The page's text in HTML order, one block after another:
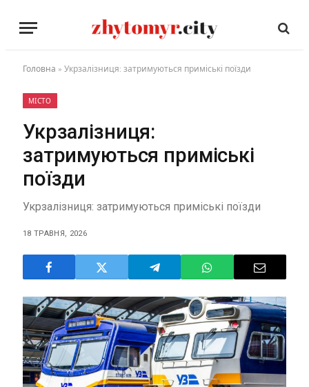
Головна » Укрзалізниця: затримуються приміські поїзди
МІСТО
Укрзалізниця:
затримуються приміські
поїзди
Укрзалізниця: затримуються приміські поїзди
18 ТРАВНЯ, 2026